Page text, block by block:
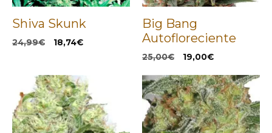
Shiva Skunk
24,99€
El
era:
24,99€.
18,74€El
18,74€.
Big Bang
Autofloreciente
25,00€
El
original
era:
25,00€.
19,00€El
actual
es:
19,00€.